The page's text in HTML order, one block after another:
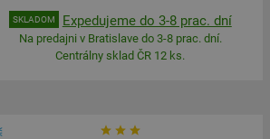
SKLADOM Expedujeme do 3-8 prac. dní
Na predajni v Bratislave do 3-8 prac. dní.
Centrálny sklad ČR 12 ks.